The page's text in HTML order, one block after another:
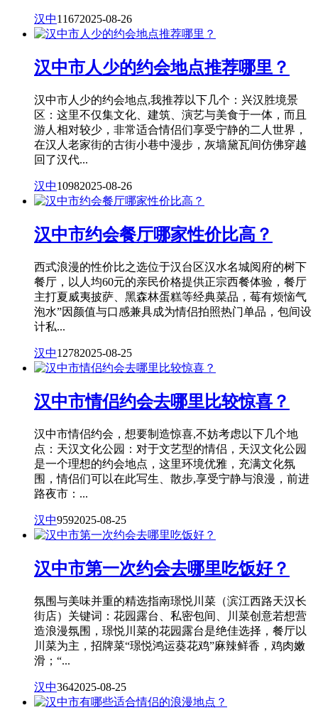
汉中11672025-08-26
汉中市人少的约会地点推荐哪里？
汉中市人少的约会地点,我推荐以下几个：兴汉胜境景
区：这里不仅集文化、建筑、演艺与美食于一体，而且
游人相对较少，非常适合情侣们享受宁静的二人世界，
在汉人老家街的古街小巷中漫步，灰墙黛瓦间仿佛穿越
回了汉代...
汉中10982025-08-26
汉中市约会餐厅哪家性价比高？
西式浪漫的性价比之选位于汉台区汉水名城阅府的树下
餐厅，以人均60元的亲民价格提供正宗西餐体验，餐厅
主打夏威夷披萨、黑森林蛋糕等经典菜品，莓有烦恼气
泡水”因颜值与口感兼具成为情侣拍照热门单品，包间设
计私...
汉中12782025-08-25
汉中市情侣约会去哪里比较惊喜？
汉中市情侣约会，想要制造惊喜,不妨考虑以下几个地
点：天汉文化公园：对于文艺型的情侣，天汉文化公园
是一个理想的约会地点，这里环境优雅，充满文化氛
围，情侣们可以在此写生、散步,享受宁静与浪漫，前进
路夜市：...
汉中9592025-08-25
汉中市第一次约会去哪里吃饭好？
氛围与美味并重的精选指南璟悦川菜（滨江西路天汉长
街店）关键词：花园露台、私密包间、川菜创意若想营
造浪漫氛围，璟悦川菜的花园露台是绝佳选择，餐厅以
川菜为主，招牌菜“璟悦鸿运葵花鸡”麻辣鲜香，鸡肉嫩
滑；“...
汉中3642025-08-25